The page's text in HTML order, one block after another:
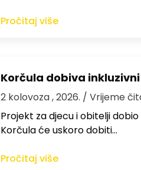
Pročitaj više
Korčula dobiva
2 kolovoza , 2026. / Vrijeme
Projekt za djecu i obitelji
Korčula će uskoro dobiti…
Pročitaj više